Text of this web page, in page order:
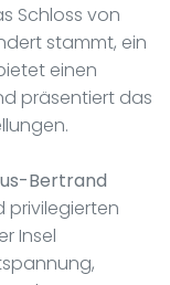
Schloss von
stammt, ein
einen
präsentiert das
Bertrand
privilegierten
Insel